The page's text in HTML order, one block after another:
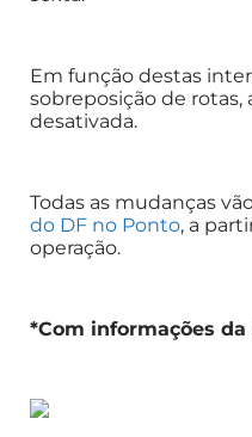
Em função destas
sobreposição de rotas,
desativada.
Todas as mudanças
do DF no Ponto, a
operação.
*Com informações da